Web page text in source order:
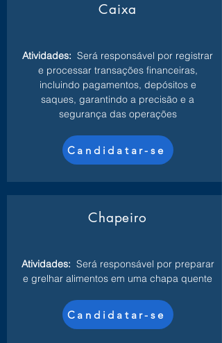
Caixa
Atividades: Será responsável por registrar
e processar transações financeiras,
incluindo pagamentos, depósitos e
saques, garantindo a precisão e a
segurança das operações
Candidatar-se
Chapeiro
Atividades: Será responsável por preparar
e grelhar alimentos em uma chapa quente
Candidatar-se